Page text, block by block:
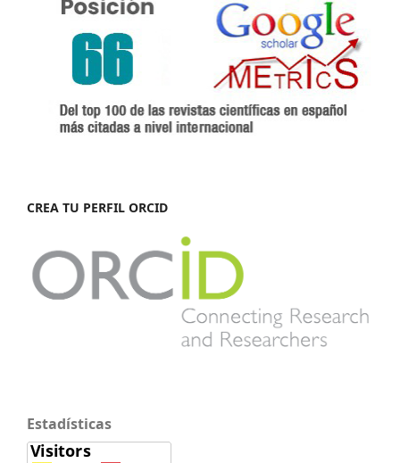
CREA TU PERFIL ORCID
Estadísticas